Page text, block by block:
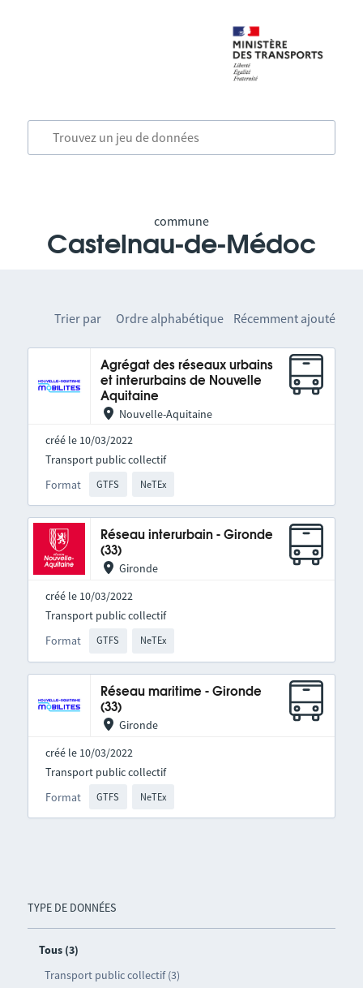
commune
Castelnau-de-Médoc
TYPE DE DONNÉES
Tous (3)
Transport public collectif (3)
Trier par Ordre alphabétique Récemment ajouté
Agrégat des réseaux urbains
et interurbains de Nouvelle
Aquitaine
Nouvelle-Aquitaine
créé le 10/03/2022
Format GTFS NeTEx
Transport public collectif
Réseau interurbain - Gironde
(33)
Gironde
créé le 10/03/2022
Format GTFS NeTEx
Transport public collectif
Réseau maritime - Gironde
(33)
Gironde
créé le 10/03/2022
Format GTFS NeTEx
Transport public collectif